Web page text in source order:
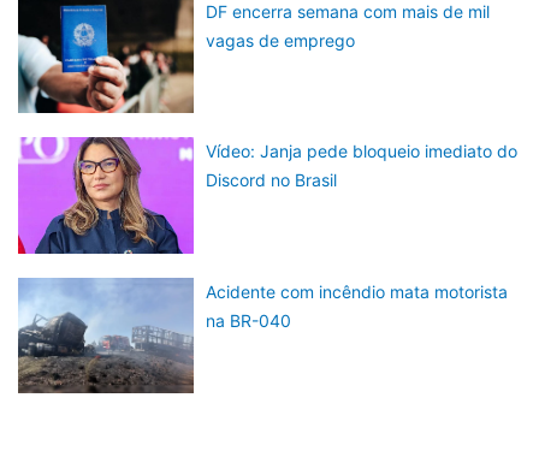
DF encerra semana com mais de mil
vagas de emprego
Vídeo: Janja pede bloqueio imediato do
Discord no Brasil
Acidente com incêndio mata motorista
na BR-040